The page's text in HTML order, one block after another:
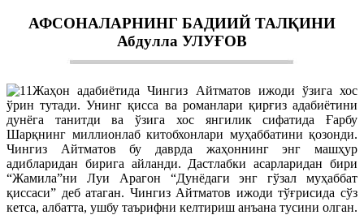
АФСОНАЛАРНИНГ БАДИИЙ ТАЛҚИНИ
Абдулла УЛУҒОВ
Жаҳон адабиётида Чингиз Айтматов ижоди ўзига хос
ўрин тутади. Унинг қисса ва романлари қирғиз адабиётини
дунёга танитди ва ўзига хос янгилик сифатида Ғарбу
Шарқнинг миллионлаб китобхонлари муҳаббатини қозонди.
Чингиз Айтматов бу даврда жаҳоннинг энг машҳур
адибларидан бирига айланди. Дастлабки асарларидан бири
“Жамила”ни Луи Арагон “Дунёдаги энг гўзал муҳаббат
қиссаси” деб атаган. Чингиз Айтматов ижоди тўғрисида сўз
кетса, албатта, ушбу таърифни келтириш анъана тусини олган.